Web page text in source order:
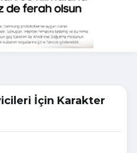
İçin Karakter